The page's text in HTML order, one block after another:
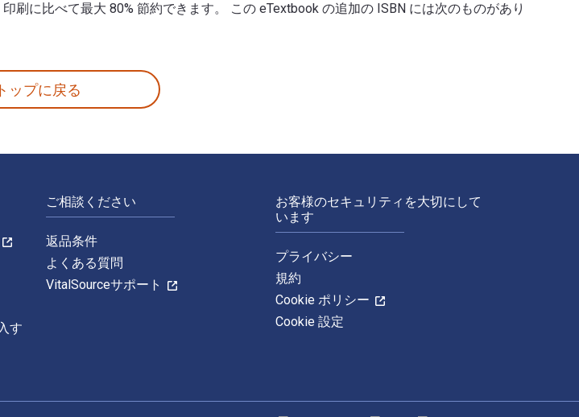
刷に比べて最大 80% 節約できます。 この eTextbook の追加の ISBN には次のものがあり
トップに戻る
す
ご相談ください
返品条件
よくある質問
VitalSourceサポート
お客様のセキュリティを大切にして
います
プライバシー
規約
Cookie ポリシー
Cookie 設定